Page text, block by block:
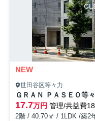
NEW
世田谷区等々力
ＧＲＡＮ ＰＡＳＥＯ等
17.7万円 管理/共益費
2階 / 40.70㎡ / 1LDK /築2